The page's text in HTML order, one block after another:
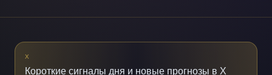
X
Короткие сигналы дня и новые прогнозы в X